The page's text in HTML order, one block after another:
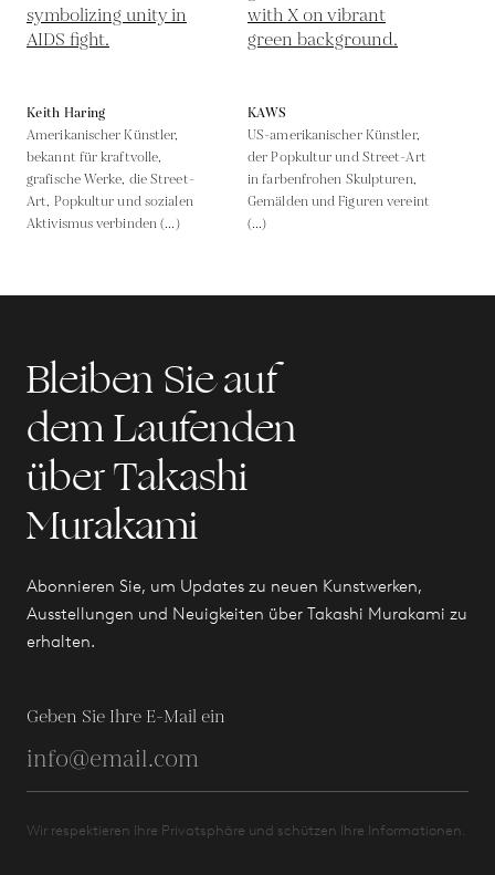
Keith Haring
Amerikanischer Künstler,
bekannt für kraftvolle,
grafische Werke, die Street-
Art, Popkultur und sozialen
Aktivismus verbinden (...)
KAWS
US-amerikanischer Künstler,
der Popkultur und Street-Art
in farbenfrohen Skulpturen,
Gemälden und Figuren vereint
(...)
Bleiben Sie auf
dem Laufenden
über Takashi
Murakami
Abonnieren Sie, um Updates zu neuen Kunstwerken,
Ausstellungen und Neuigkeiten über Takashi Murakami zu
erhalten.
Geben Sie Ihre E-Mail ein
Wir respektieren Ihre Privatsphäre und schützen Ihre Informationen.